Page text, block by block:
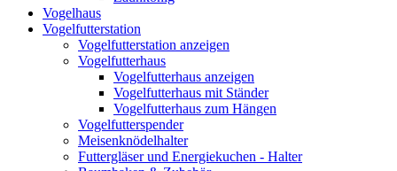
Vogelhaus
Vogelfutterstation
Vogelfutterstation anzeigen
Vogelfutterhaus
Vogelfutterhaus anzeigen
Vogelfutterhaus mit Ständer
Vogelfutterhaus zum Hängen
Vogelfutterspender
Meisenknödelhalter
Futtergläser und Energiekuchen - Halter